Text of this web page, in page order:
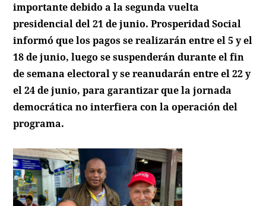
importante debido a la segunda vuelta
presidencial del 21 de junio. Prosperidad Social
informó que los pagos se realizarán entre el 5 y el
18 de junio, luego se suspenderán durante el fin
de semana electoral y se reanudarán entre el 22 y
el 24 de junio, para garantizar que la jornada
democrática no interfiera con la operación del
programa.